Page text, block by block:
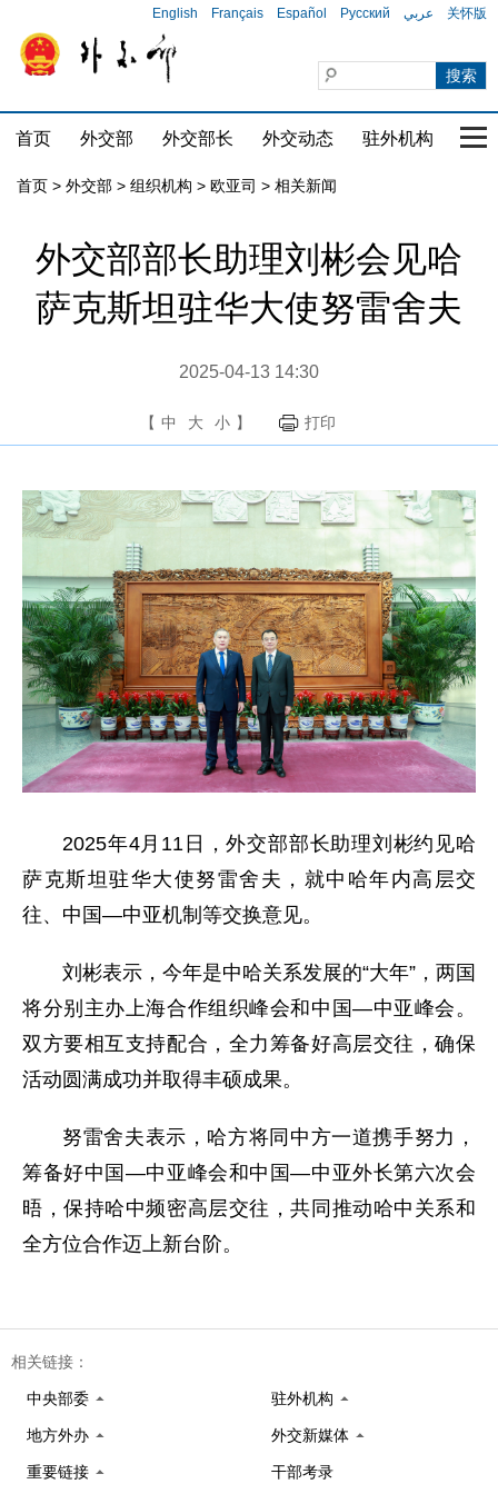
English Français Español Русский عربي 关怀版
首页 外交部 外交部长 外交动态 驻外机构 国
首页 > 外交部 > 组织机构 > 欧亚司 > 相关新闻
外交部部长助理刘彬会见哈
萨克斯坦驻华大使努雷舍夫
2025-04-13 14:30
【 中 大 小 】 打印
2025年4月11日，外交部部长助理刘彬约见哈
萨克斯坦驻华大使努雷舍夫，就中哈年内高层交
往、中国—中亚机制等交换意见。
刘彬表示，今年是中哈关系发展的“大年”，两国
将分别主办上海合作组织峰会和中国—中亚峰会。
双方要相互支持配合，全力筹备好高层交往，确保
活动圆满成功并取得丰硕成果。
努雷舍夫表示，哈方将同中方一道携手努力，
筹备好中国—中亚峰会和中国—中亚外长第六次会
晤，保持哈中频密高层交往，共同推动哈中关系和
全方位合作迈上新台阶。
相关链接：
中央部委 驻外机构
地方外办 外交新媒体
重要链接 干部考录